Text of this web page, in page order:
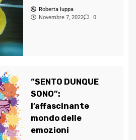
Roberta Iuppa
Novembre 7, 2022
0
“SENTO DUNQUE
SONO”:
l’affascinante
mondo delle
emozioni